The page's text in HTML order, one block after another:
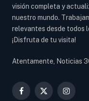
visión completa y
nuestro mundo.
relevantes desde todos
¡Disfruta de tu visita!
Atentamente, Noticias
Facebook
X